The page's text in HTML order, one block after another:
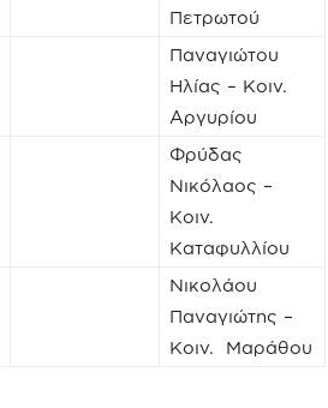
Πετρωτού
Παναγιώτου
Ηλίας – Κοιν.
Αργυρίου
Φρύδας
Νικόλαος –
Κοιν.
Καταφυλλίου
Νικολάου
Παναγιώτης –
Κοιν. Μαράθου